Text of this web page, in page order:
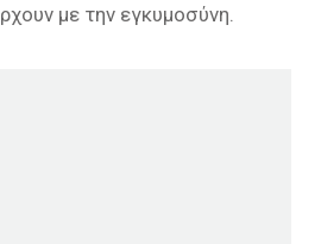
με την εγκυμοσύνη.